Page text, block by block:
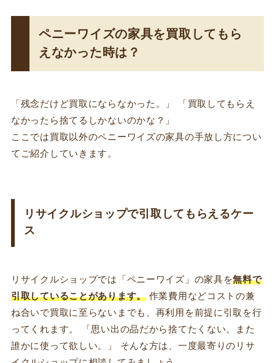
ペニーワイズの家具を買取してもら
えなかった時は？
「残念だけど買取にならなかった。」 「買取してもらえ
なかったら捨てるしかないのかな？」
ここでは買取以外のペニーワイズの家具の手放し方につい
てご紹介していきます。
リサイクルショップで引取してもらえるケー
ス
リサイクルショップでは「ペニーワイズ」の家具を無料で
引取していることがあります。 作業費用などコストの兼
ね合いで買取に至らないまでも、再利用を前提に引取を行
ってくれます。 「思い出の品だから捨てたくない。また
誰かに使って欲しい。」 そんな方は、一度最寄りのリサ